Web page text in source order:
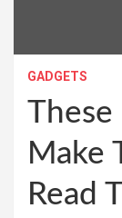
GADGETS
These
Make
Read